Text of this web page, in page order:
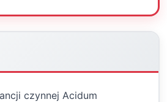
czynnej Acidum